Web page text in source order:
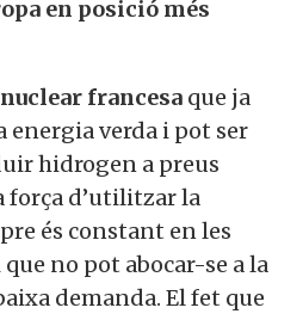
en aquestes
d’altra banda, la
té altres
en posició més
francesaque ja
energia verda i pot ser
hidrogen a preus
d’utilitzar la